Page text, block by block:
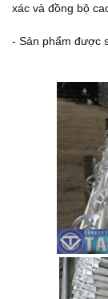
xác và đồng bộ
- Sản phẩm được